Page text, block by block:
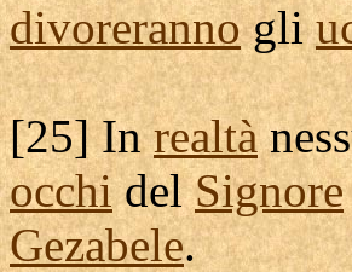
divorerannogli
[25] Inrealtà
occhidelSignore
Gezabele.